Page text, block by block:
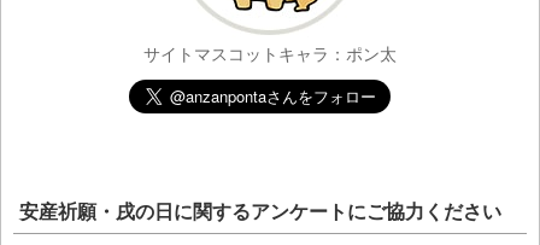
サイトマスコットキャラ：ポン太
安産祈願・戌の日に関するアンケートにご協力ください